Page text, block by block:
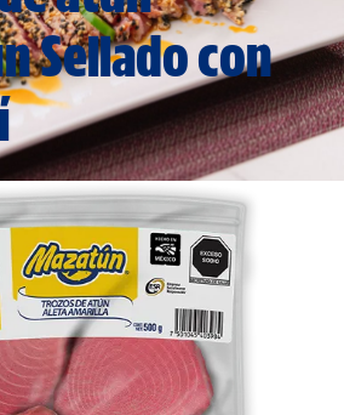
Sellado con